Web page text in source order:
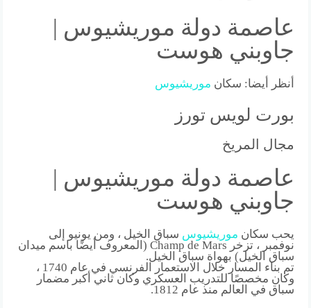
عاصمة دولة موريشيوس |
جاوبني هوست
أنظر أيضا: سكان موريشيوس
بورت لويس تورز
مجال المريخ
عاصمة دولة موريشيوس |
جاوبني هوست
يحب سكان موريشيوس سباق الخيل ، ومن يونيو إلى
نوفمبر ، تزخر Champ de Mars (المعروف أيضًا باسم ميدان
سباق الخيل) بهواة سباق الخيل.
تم بناء المسار خلال الاستعمار الفرنسي في عام 1740 ،
وكان مخصصًا للتدريب العسكري وكان ثاني أكبر مضمار
سباق في العالم منذ عام 1812.